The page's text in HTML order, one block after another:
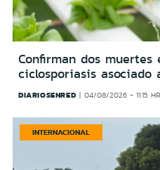
Confirman dos muertes
ciclosporiasis asociado
DIARIOSENRED 04/08/2026 - 11:15
INTERNACIONAL